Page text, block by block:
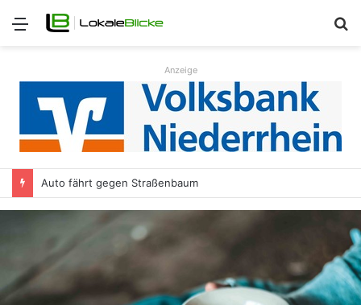
Menü
Anzeige
Auto fährt gegen Straßenbaum